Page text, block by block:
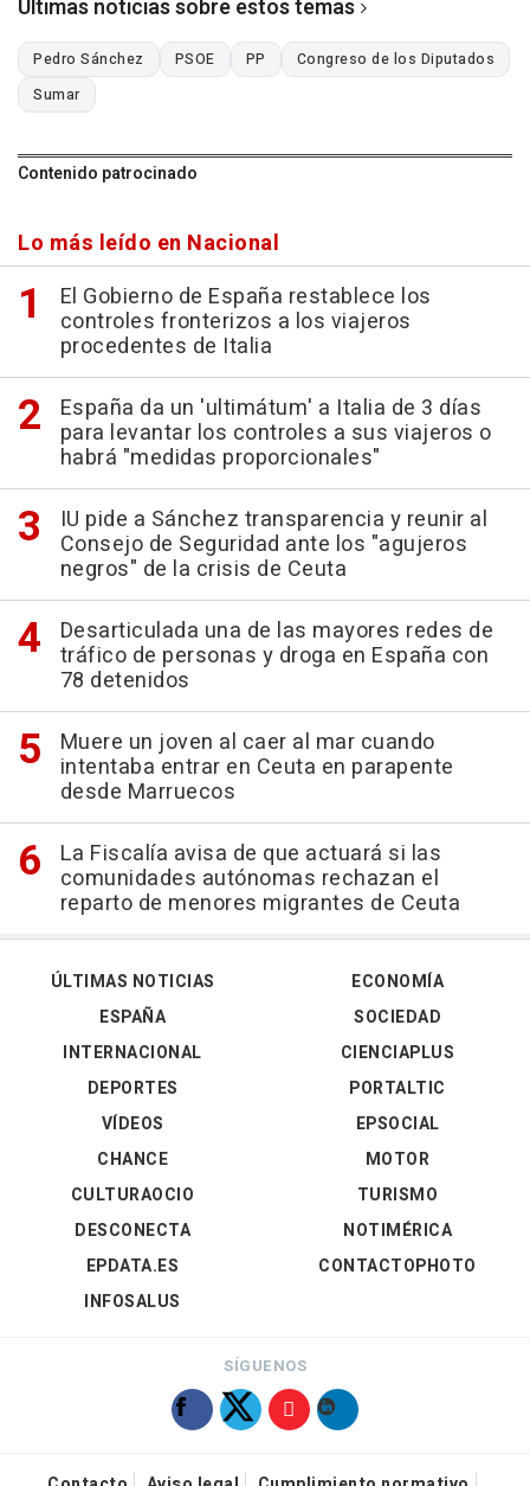
Últimas noticias sobre estos temas
Pedro Sánchez PSOE PP
Congreso de los Diputados
Sumar
Contenido patrocinado
Lo más leído en Nacional
El Gobierno de España restablece los
controles fronterizos a los viajeros
procedentes de Italia
España da un 'ultimátum' a Italia de 3 días
para levantar los controles a sus viajeros o
habrá "medidas proporcionales"
IU pide a Sánchez transparencia y reunir al
Consejo de Seguridad ante los "agujeros
negros" de la crisis de Ceuta
Desarticulada una de las mayores redes de
tráfico de personas y droga en España con
78 detenidos
Muere un joven al caer al mar cuando
intentaba entrar en Ceuta en parapente
desde Marruecos
La Fiscalía avisa de que actuará si las
comunidades autónomas rechazan el
reparto de menores migrantes de Ceuta
ÚLTIMAS NOTICIAS
ESPAÑA
INTERNACIONAL
DEPORTES
VÍDEOS
ECONOMÍA
SOCIEDAD
CIENCIAPLUS
PORTALTIC
EPSOCIAL
CHANCE
CULTURAOCIO
DESCONECTA
EPDATA.ES
INFOSALUS
MOTOR
TURISMO
NOTIMÉRICA
CONTACTOPHOTO
SÍGUENOS